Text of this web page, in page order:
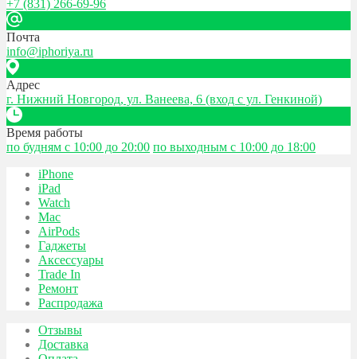
+7 (831) 266-69-96
Почта
info@iphoriya.ru
Адрес
г. Нижний Новгород, ул. Ванеева, 6 (вход с ул. Генкиной)
Время работы
по будням с 10:00 до 20:00 по выходным с 10:00 до 18:00
iPhone
iPad
Watch
Mac
AirPods
Гаджеты
Аксессуары
Trade In
Ремонт
Распродажа
Отзывы
Доставка